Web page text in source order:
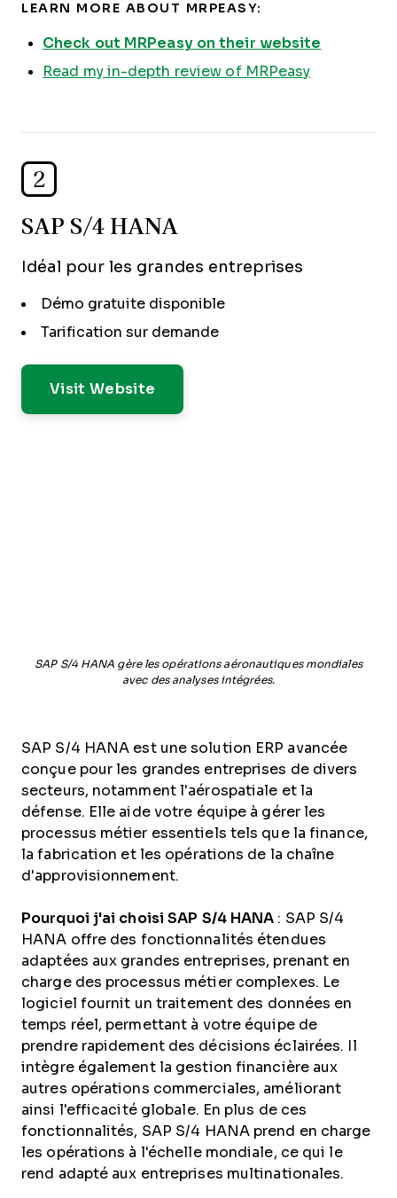
LEARN MORE ABOUT MRPEASY:
Check out MRPeasy on their website
Read my in-depth review of MRPeasy
2
SAP S/4 HANA
Idéal pour les grandes entreprises
Démo gratuite disponible
Tarification sur demande
Visit Website
SAP S/4 HANA gère les opérations aéronautiques mondiales
avec des analyses intégrées.
SAP S/4 HANA est une solution ERP avancée
conçue pour les grandes entreprises de divers
secteurs, notamment l'aérospatiale et la
défense. Elle aide votre équipe à gérer les
processus métier essentiels tels que la finance,
la fabrication et les opérations de la chaîne
d'approvisionnement.
Pourquoi j'ai choisi SAP S/4 HANA : SAP S/4
HANA offre des fonctionnalités étendues
adaptées aux grandes entreprises, prenant en
charge des processus métier complexes. Le
logiciel fournit un traitement des données en
temps réel, permettant à votre équipe de
prendre rapidement des décisions éclairées. Il
intègre également la gestion financière aux
autres opérations commerciales, améliorant
ainsi l'efficacité globale. En plus de ces
fonctionnalités, SAP S/4 HANA prend en charge
les opérations à l'échelle mondiale, ce qui le
rend adapté aux entreprises multinationales.